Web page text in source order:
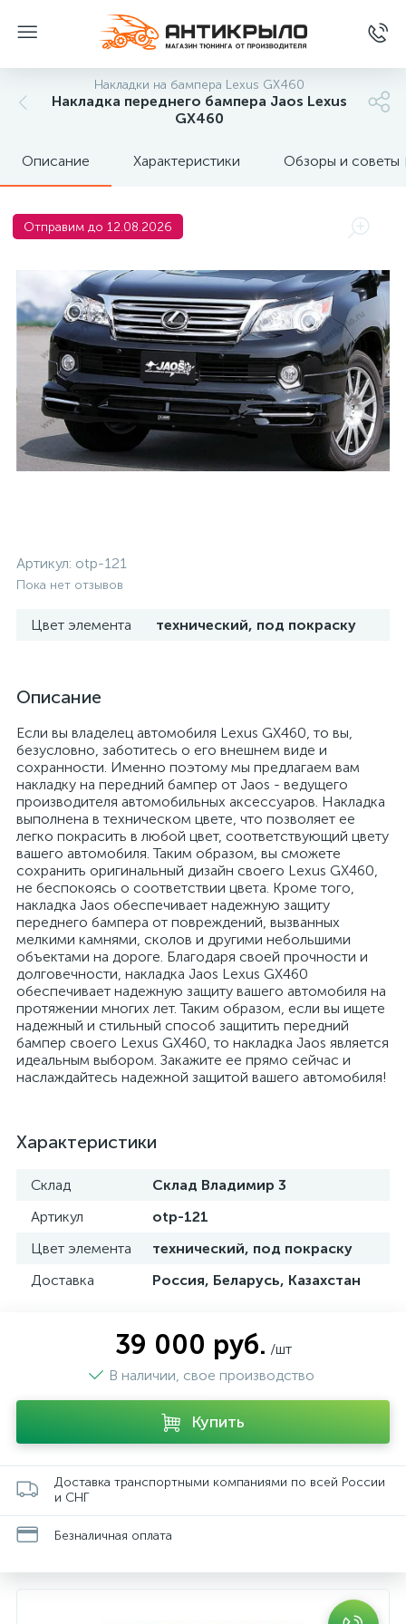
Накладки на бампера Lexus GX460
Накладка переднего бампера Jaos Lexus
GX460
Описание Характеристики Обзоры и советы
Отправим до 12.08.2026
Артикул: otp-121
Пока нет отзывов
Цвет элемента технический, под покраску
Описание
Если вы владелец автомобиля Lexus GX460, то вы,
безусловно, заботитесь о его внешнем виде и
сохранности. Именно поэтому мы предлагаем вам
накладку на передний бампер от Jaos - ведущего
производителя автомобильных аксессуаров. Накладка
выполнена в техническом цвете, что позволяет ее
легко покрасить в любой цвет, соответствующий цвету
вашего автомобиля. Таким образом, вы сможете
сохранить оригинальный дизайн своего Lexus GX460,
не беспокоясь о соответствии цвета. Кроме того,
накладка Jaos обеспечивает надежную защиту
переднего бампера от повреждений, вызванных
мелкими камнями, сколов и другими небольшими
объектами на дороге. Благодаря своей прочности и
долговечности, накладка Jaos Lexus GX460
обеспечивает надежную защиту вашего автомобиля на
протяжении многих лет. Таким образом, если вы ищете
надежный и стильный способ защитить передний
бампер своего Lexus GX460, то накладка Jaos является
идеальным выбором. Закажите ее прямо сейчас и
наслаждайтесь надежной защитой вашего автомобиля!
Характеристики
Склад
Склад Владимир 3
Артикул
otp-121
Цвет элемента
технический, под покраску
Доставка
Россия, Беларусь, Казахстан
39 000 руб. /шт
В наличии, свое производство
Купить
Доставка транспортными компаниями по всей России
и СНГ
Безналичная оплата